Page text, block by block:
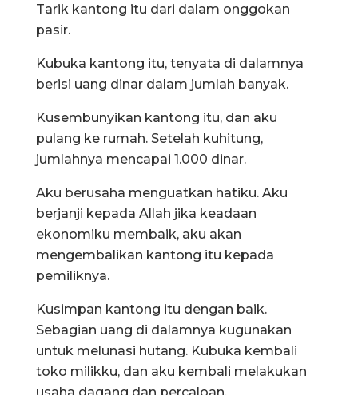
Tarik kantong itu dari dalam onggokan
pasir.
Kubuka kantong itu, tenyata di dalamnya
berisi uang dinar dalam jumlah banyak.
Kusembunyikan kantong itu, dan aku
pulang ke rumah. Setelah kuhitung,
jumlahnya mencapai 1.000 dinar.
Aku berusaha menguatkan hatiku. Aku
berjanji kepada Allah jika keadaan
ekonomiku membaik, aku akan
mengembalikan kantong itu kepada
pemiliknya.
Kusimpan kantong itu dengan baik.
Sebagian uang di dalamnya kugunakan
untuk melunasi hutang. Kubuka kembali
toko milikku, dan aku kembali melakukan